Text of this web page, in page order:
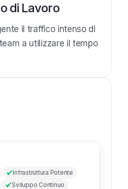
di Lavoro
il traffico intenso di
a utilizzare il tempo
Infrastruttura Potente
Sviluppo Continuo